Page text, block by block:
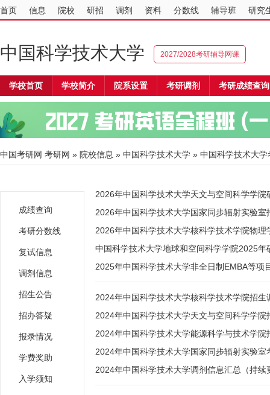
首页 信息 院校 研招 调剂 资料 分数线 辅导班 研究
中国科学技术大学 2027/2028考研辅导网课
学校首页 学校简介 院系设置 考研调剂 考研成绩查询
中国考研网 考研网 » 院校信息 » 中国科学技术大学 » 中国科学技术大
成绩查询
考研分数线
复试信息
调剂信息
招生公告
招办答疑
报录情况
学费奖助
入学须知
2026年中国科学技术大学天文与空间科学学院
2026年中国科学技术大学国家同步辐射实验室
2026年中国科学技术大学核科学技术学院物理
中国科学技术大学地球和空间科学学院2025年
2025年中国科学技术大学非全日制EMBA等项
2024年中国科学技术大学核科学技术学院招生
2024年中国科学技术大学天文与空间科学学院
2024年中国科学技术大学能源科学与技术学院
2024年中国科学技术大学国家同步辐射实验室
2024年中国科学技术大学调剂信息汇总（持续